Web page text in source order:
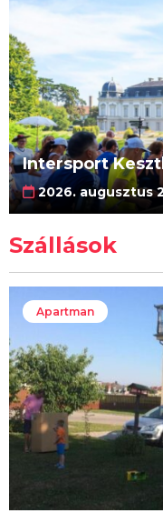
Intersport
2026. augusztus
Szállások
Apartman